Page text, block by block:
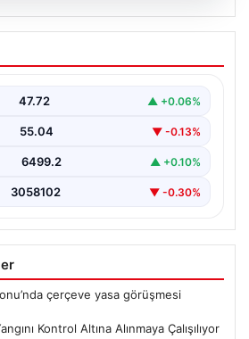
Yangını Kontrol
Çalışılıyor
tehdit etmeye devam ediyor.
47.72 ▲ +0.06%
55.04 ▼ -0.13%
6499.2 ▲ +0.10%
3058102 ▼ -0.30%
çerçeve yasa görüşmesi
Kontrol Altına Alınmaya Çalışılıyor